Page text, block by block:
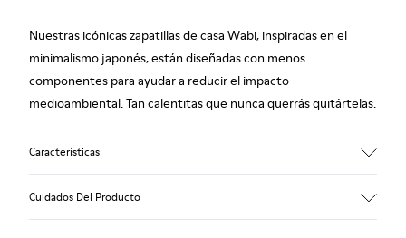
Nuestras icónicas zapatillas de casa Wabi, inspiradas en el
minimalismo japonés, están diseñadas con menos
componentes para ayudar a reducir el impacto
medioambiental. Tan calentitas que nunca querrás quitártelas.
Características
Cuidados Del Producto